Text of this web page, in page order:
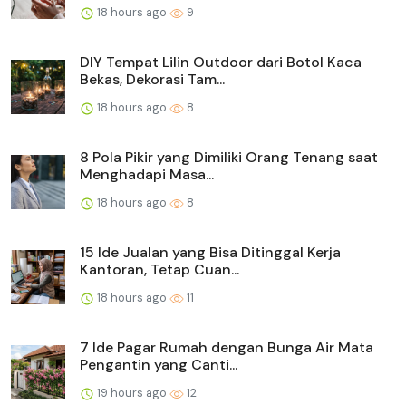
18 hours ago 9
DIY Tempat Lilin Outdoor dari Botol Kaca
Bekas, Dekorasi Tam...
18 hours ago 8
8 Pola Pikir yang Dimiliki Orang Tenang saat
Menghadapi Masa...
18 hours ago 8
15 Ide Jualan yang Bisa Ditinggal Kerja
Kantoran, Tetap Cuan...
18 hours ago 11
7 Ide Pagar Rumah dengan Bunga Air Mata
Pengantin yang Canti...
19 hours ago 12